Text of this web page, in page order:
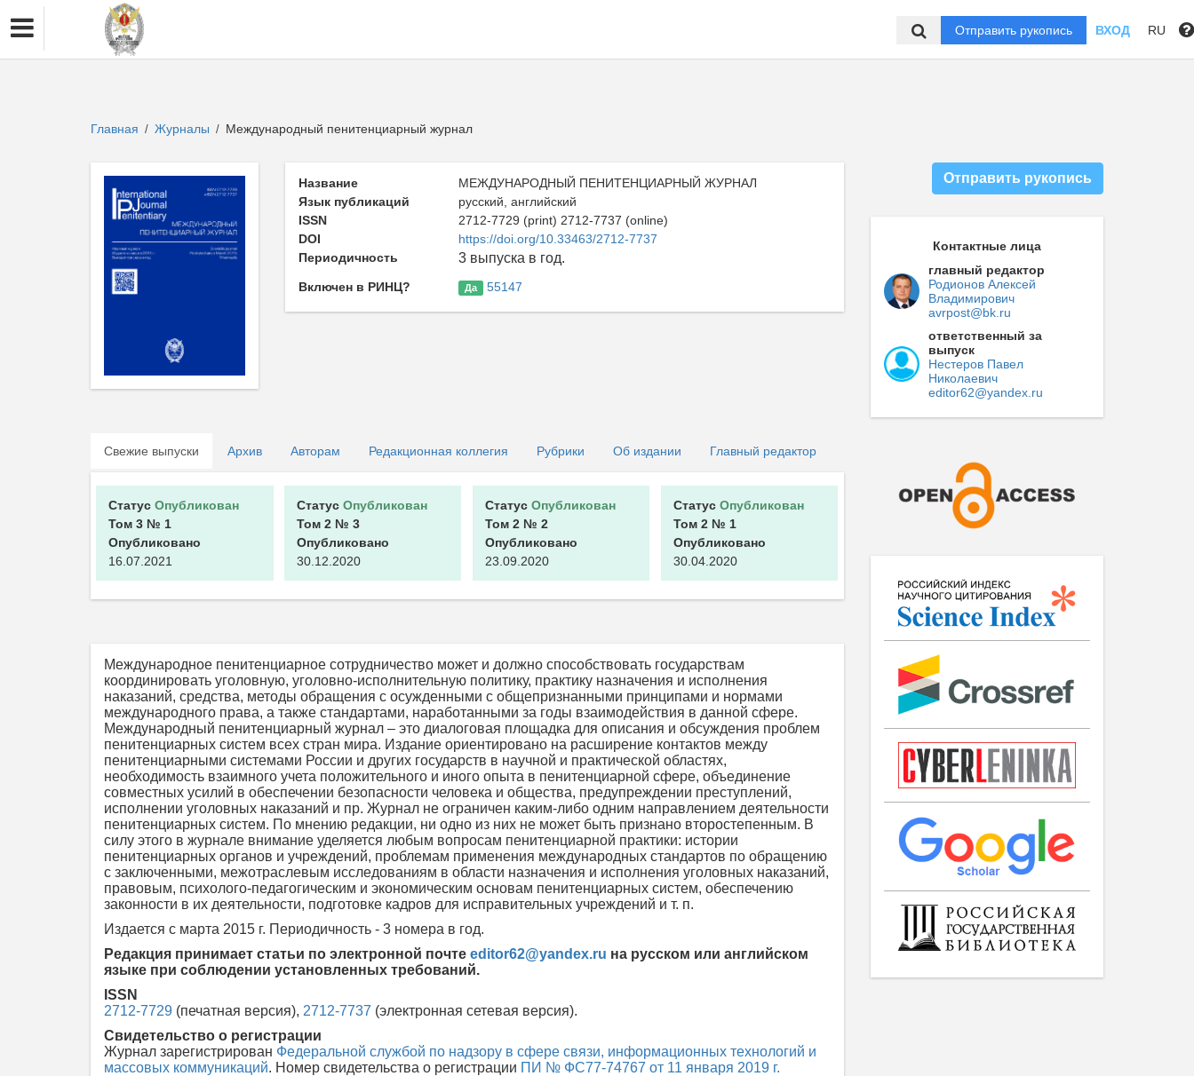
Отправить рукопись ВХОД RU
Главная / Журналы / Международный пенитенциарный журнал
Название
МЕЖДУНАРОДНЫЙ ПЕНИТЕНЦИАРНЫЙ ЖУРНАЛ
Язык публикаций
русский, английский
ISSN
2712-7729 (print) 2712-7737 (online)
DOI
https://doi.org/10.33463/2712-7737
Периодичность
3 выпуска в год.
Включен в РИНЦ? Да 55147
Свежие выпуски Архив Авторам Редакционная коллегия Рубрики Об издании Главный редактор
Статус Опубликован
Том 3 № 1
Опубликовано
16.07.2021
Статус Опубликован
Том 2 № 3
Опубликовано
30.12.2020
Статус Опубликован
Том 2 № 2
Опубликовано
23.09.2020
Статус Опубликован
Том 2 № 1
Опубликовано
30.04.2020
Международное пенитенциарное сотрудничество может и должно способствовать государствам
координировать уголовную, уголовно-исполнительную политику, практику назначения и исполнения
наказаний, средства, методы обращения с осужденными с общепризнанными принципами и нормами
международного права, а также стандартами, наработанными за годы взаимодействия в данной сфере.
Международный пенитенциарный журнал – это диалоговая площадка для описания и обсуждения проблем
пенитенциарных систем всех стран мира. Издание ориентировано на расширение контактов между
пенитенциарными системами России и других государств в научной и практической областях,
необходимость взаимного учета положительного и иного опыта в пенитенциарной сфере, объединение
совместных усилий в обеспечении безопасности человека и общества, предупреждении преступлений,
исполнении уголовных наказаний и пр. Журнал не ограничен каким-либо одним направлением деятельности
пенитенциарных систем. По мнению редакции, ни одно из них не может быть признано второстепенным. В
силу этого в журнале внимание уделяется любым вопросам пенитенциарной практики: истории
пенитенциарных органов и учреждений, проблемам применения международных стандартов по обращению
с заключенными, межотраслевым исследованиям в области назначения и исполнения уголовных наказаний,
правовым, психолого-педагогическим и экономическим основам пенитенциарных систем, обеспечению
законности в их деятельности, подготовке кадров для исправительных учреждений и т. п.
Издается с марта 2015 г. Периодичность - 3 номера в год.
Редакция принимает статьи по электронной почте editor62@yandex.ru на русском или английском
языке при соблюдении установленных требований.
ISSN
2712-7729 (печатная версия), 2712-7737 (электронная сетевая версия).
Свидетельство о регистрации
Журнал зарегистрирован Федеральной службой по надзору в сфере связи, информационных технологий и
массовых коммуникаций. Номер свидетельства о регистрации ПИ № ФС77-74767 от 11 января 2019 г.
Отправить рукопись
Контактные лица
главный редактор
Родионов Алексей
Владимирович
avrpost@bk.ru
ответственный за
выпуск
Нестеров Павел
Николаевич
editor62@yandex.ru